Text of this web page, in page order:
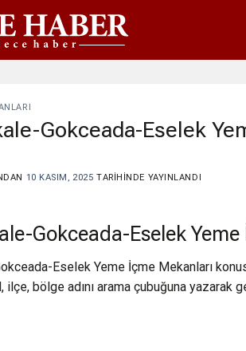
Gokceada-Eselek
10 KASIM, 2025 TARIHINDE YAYINLANDI
Gokceada-Eselek Yeme
Eselek Yeme İçme Mekanları
bölge adını arama çubuğuna yazarak